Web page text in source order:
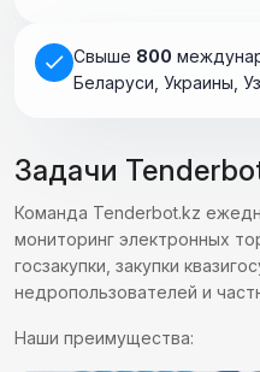
Cвыше 800
Беларуси, Украины,
Задачи
Команда Tenderbot.kz
мониторинг электронных
госзакупки, закупки
недропользователей и
Наши преимущества: